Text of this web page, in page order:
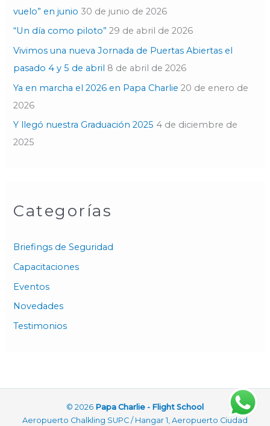
o
r
vuelo” en junio 30 de junio de 2026
“Un día como piloto” 29 de abril de 2026
Vivimos una nueva Jornada de Puertas Abiertas el
pasado 4 y 5 de abril 8 de abril de 2026
Ya en marcha el 2026 en Papa Charlie 20 de enero de
2026
Y llegó nuestra Graduación 2025 4 de diciembre de
2025
Categorías
Briefings de Seguridad
Capacitaciones
Eventos
Novedades
Testimonios
© 2026 Papa Charlie - Flight School
Aeropuerto Chalkling SUPC / Hangar 1, Aeropuerto Ciudad